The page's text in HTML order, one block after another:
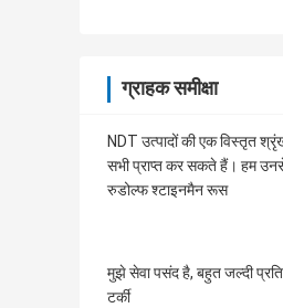
ग्राहक समीक्षा
NDT उत्पादों की एक विस्तृत
सभी प्राप्त कर सकते हैं। हम
रुडोल्फ श्टाइनमैन रूस
मुझे सेवा पसंद है, बहुत जल्दी
टर्की